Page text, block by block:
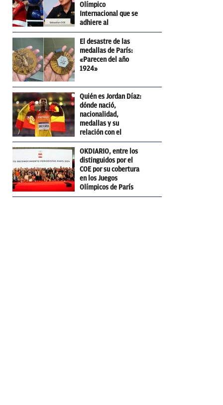
Olímpico
Internacional que se
adhiere al
pensamiento de
Trump
El desastre de las
medallas de París:
«Parecen del año
1924»
Quién es Jordan Díaz:
dónde nació,
nacionalidad,
medallas y su
relación con el
Barcelona
OKDIARIO, entre los
distinguidos por el
COE por su cobertura
en los Juegos
Olímpicos de París